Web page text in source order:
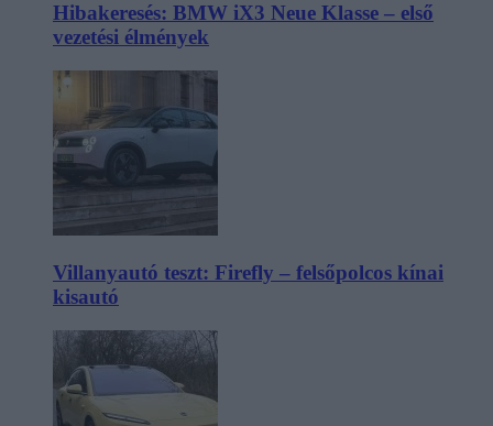
Hibakeresés: BMW iX3 Neue Klasse – első
vezetési élmények
Villanyautó teszt: Firefly – felsőpolcos kínai
kisautó